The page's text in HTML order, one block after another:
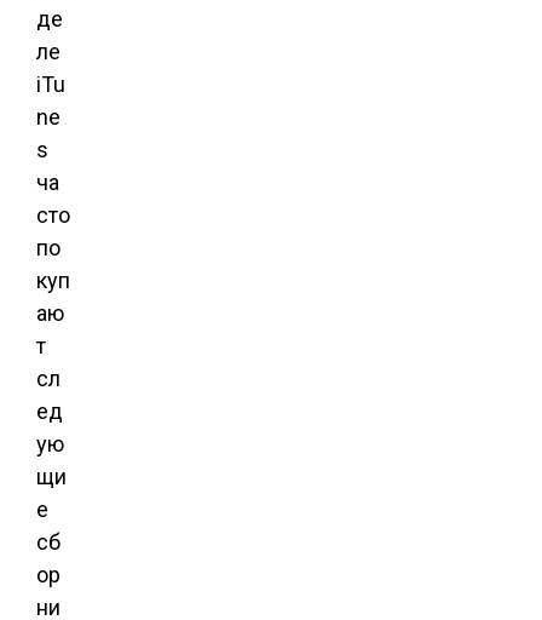
де
ле
iTu
ne
s
ча
сто
по
куп
аю
т
сл
ед
ую
щи
е
сб
ор
ни